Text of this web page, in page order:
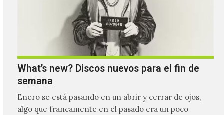
What’s new? Discos nuevos para el fin de
semana
Enero se está pasando en un abrir y cerrar de ojos,
algo que francamente en el pasado era un poco